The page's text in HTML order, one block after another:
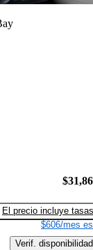
El precio incluye tasas
$606/mes
Verif. disponibilidad